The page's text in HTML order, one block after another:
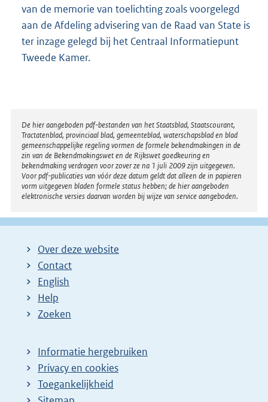
van de memorie van toelichting zoals voorgelegd
aan de Afdeling advisering van de Raad van State is
ter inzage gelegd bij het Centraal Informatiepunt
Tweede Kamer.
Disclaimer
De hier aangeboden pdf-bestanden van het Staatsblad, Staatscourant,
Tractatenblad, provinciaal blad, gemeenteblad, waterschapsblad en blad
gemeenschappelijke regeling vormen de formele bekendmakingen in de
zin van de Bekendmakingswet en de Rijkswet goedkeuring en
bekendmaking verdragen voor zover ze na 1 juli 2009 zijn uitgegeven.
Voor pdf-publicaties van vóór deze datum geldt dat alleen de in papieren
vorm uitgegeven bladen formele status hebben; de hier aangeboden
elektronische versies daarvan worden bij wijze van service aangeboden.
Over deze website
Contact
English
Help
Zoeken
Informatie hergebruiken
Privacy en cookies
Toegankelijkheid